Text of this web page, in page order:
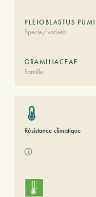
PLEIOBLASTUS
Specie/varietà
GRAMINACEAE
Famille
Résistance climatique
ⓘ